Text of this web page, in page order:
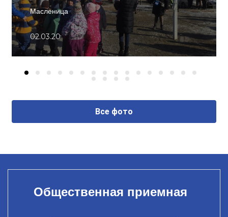
Масленица
02.03.20
Все фото
Общественная приемная